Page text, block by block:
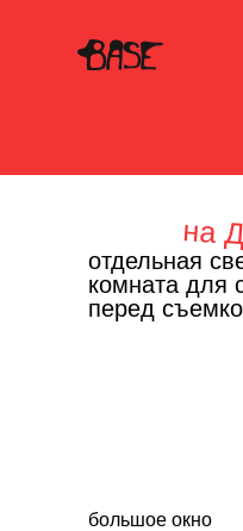
гримерка
отдельная
комната для
перед
на
большое окно